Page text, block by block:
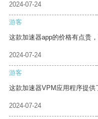
2024-07-24
游客
这款加速器app的价格有点贵
2024-07-24
游客
这款加速器VPM应用程序提供
2024-07-24